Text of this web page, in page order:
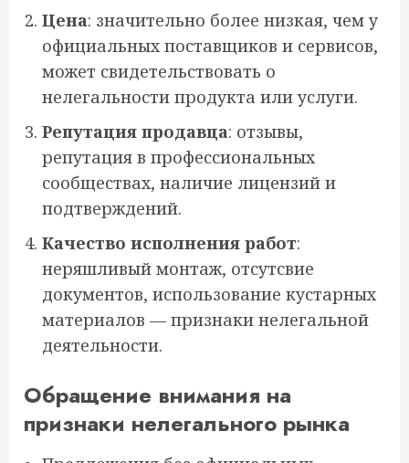
Цена: значительно более низкая, чем у
официальных поставщиков и сервисов,
может свидетельствовать о
нелегальности продукта или услуги.
Репутация продавца: отзывы,
репутация в профессиональных
сообществах, наличие лицензий и
подтверждений.
Качество исполнения работ:
неряшливый монтаж, отсутсвие
документов, использование кустарных
материалов — признаки нелегальной
деятельности.
Обращение внимания на
признаки нелегального рынка